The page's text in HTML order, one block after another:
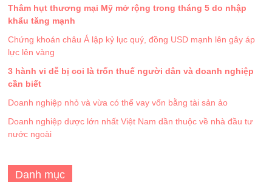
Thâm hụt thương mại Mỹ mở rộng trong tháng 5 do nhập
khẩu tăng mạnh
Chứng khoán châu Á lập kỷ lục quý, đồng USD mạnh lên gây áp
lực lên vàng
3 hành vi dễ bị coi là trốn thuế người dân và doanh nghiệp
cần biết
Doanh nghiệp nhỏ và vừa có thể vay vốn bằng tài sản ảo
Doanh nghiệp dược lớn nhất Việt Nam dần thuộc về nhà đầu tư
nước ngoài
Danh mục